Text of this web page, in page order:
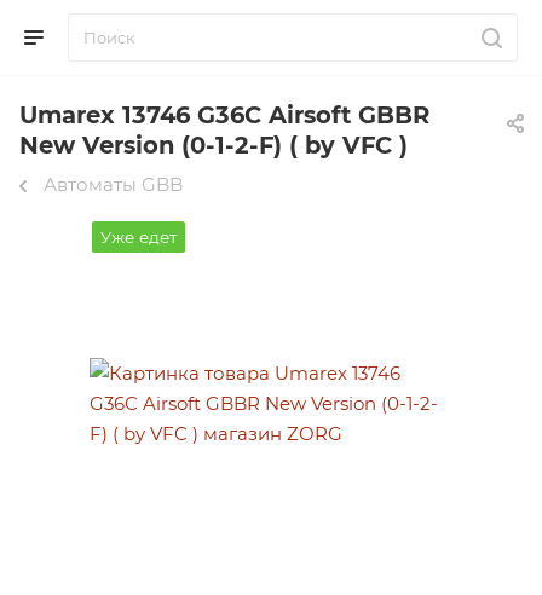
Umarex 13746 G36C Airsoft GBBR
New Version (0-1-2-F) ( by VFC )
Автоматы GBB
Уже едет